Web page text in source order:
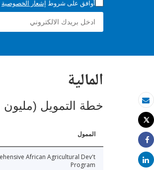
بريد الكتروني
طباعة
Tweet
Share
Share
أوافق على شروط إشعار الخصوصية
المالية
خطة التمويل (مليون
الممول
African Agricultural Dev't
Program